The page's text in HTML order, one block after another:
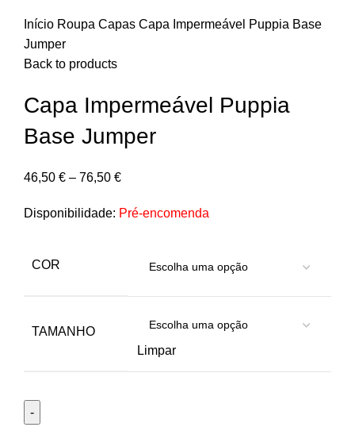
Início Roupa Capas Capa Impermeável Puppia Base
Jumper
Back to products
Capa Impermeável Puppia
Base Jumper
46,50 € – 76,50 €
Disponibilidade: Pré-encomenda
COR
TAMANHO
Limpar